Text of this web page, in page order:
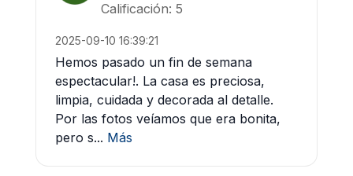
Calificación: 5
2025-09-10 16:39:21
Hemos pasado un fin de semana
espectacular!. La casa es preciosa,
limpia, cuidada y decorada al detalle.
Por las fotos veíamos que era bonita,
pero s... Más